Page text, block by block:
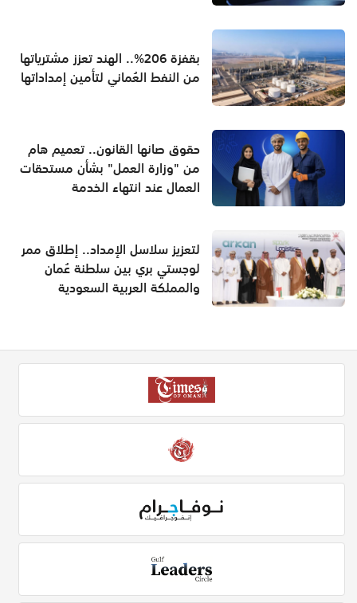
بقفزة 206%.. الهند تعزز مشترياتها
من النفط العُماني لتأمين إمداداتها
حقوق صانها القانون.. تعميم هام
من "وزارة العمل" بشأن مستحقات
العمال عند انتهاء الخدمة
لتعزيز سلاسل الإمداد.. إطلاق ممر
لوجستي بري بين سلطنة عُمان
والمملكة العربية السعودية